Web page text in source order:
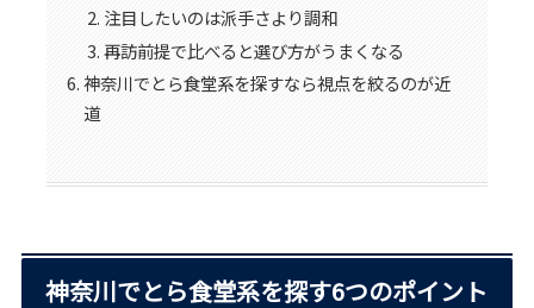
注目したいのは派手さより調和
再訪前提で比べると選び方がうまくなる
神奈川でとら食堂系を探すなら視点を絞るのが近
道
神奈川でとら食堂系を探す6つのポイント